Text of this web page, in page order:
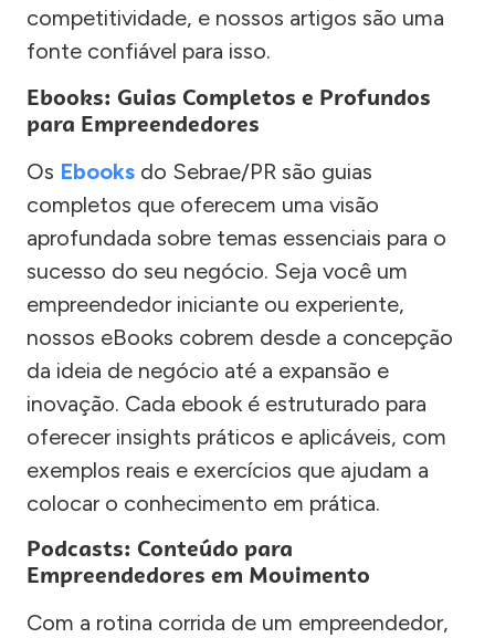
competitividade, e nossos artigos são uma
fonte confiável para isso.
Ebooks: Guias Completos e Profundos
para Empreendedores
Os Ebooks do Sebrae/PR são guias
completos que oferecem uma visão
aprofundada sobre temas essenciais para o
sucesso do seu negócio. Seja você um
empreendedor iniciante ou experiente,
nossos eBooks cobrem desde a concepção
da ideia de negócio até a expansão e
inovação. Cada ebook é estruturado para
oferecer insights práticos e aplicáveis, com
exemplos reais e exercícios que ajudam a
colocar o conhecimento em prática.
Podcasts: Conteúdo para
Empreendedores em Movimento
Com a rotina corrida de um empreendedor,